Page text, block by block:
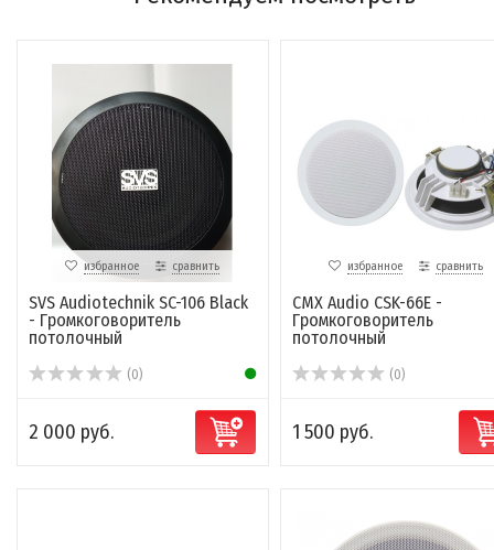
избранное сравнить
SVS Audiotechnik SC-106 Black
- Громкоговоритель
потолочный
(0)
2 000 руб.
избранное сравнить
CMX Audio CSK-66E -
Громкоговоритель
потолочный
(0)
1 500 руб.